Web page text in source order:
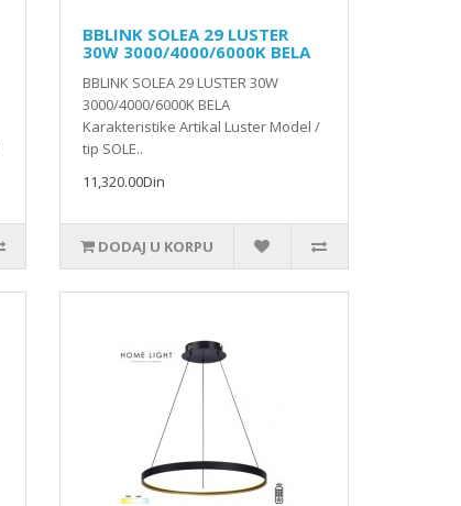
BBLINK SOLEA 29 LUSTER
30W 3000/4000/6000K BELA
BBLINK SOLEA 29 LUSTER 30W
3000/4000/6000K BELA
Karakteristike Artikal Luster Model /
tip SOLE..
11,320.00Din
DODAJ U KORPU